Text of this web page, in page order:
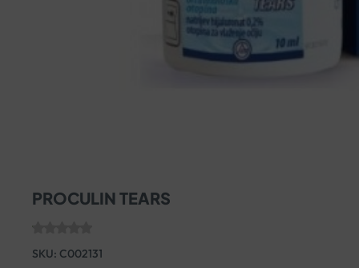
PROCULIN TEARS
SKU: C002131